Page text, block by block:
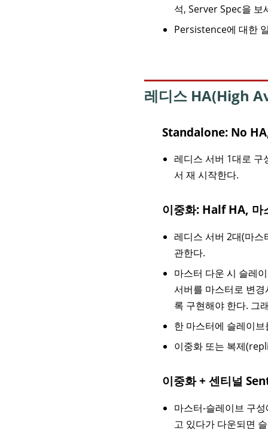
석, Server Spec을 보
Persistence에 대한
레디스 HA(High
Standalone: No
레디스 서버 1대로 구
서 재 시작한다.
이중화: Half HA, 마
레디스 서버 2대(마
관한다.
마스터 다운 시 슬레
서버를 마스터로 변
록 구현해야 한다. 그
한 마스터에 슬레이
이중화 또는 복제
이중화 + 센티널
마스터-슬레이브 구
고 있다가 다운되면